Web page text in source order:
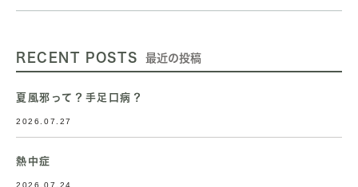
RECENT POSTS 最近の投稿
夏風邪って？手足口病？
2026.07.27
熱中症
2026.07.24